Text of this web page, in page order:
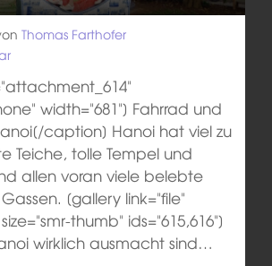
Thomas Farthofer
width="681"] Fahrrad und
caption] Hanoi hat viel zu
Teiche, tolle Tempel und
allen voran viele belebte
[gallery link="file"
thumb" ids="615,616"]
wirklich ausmacht sind…